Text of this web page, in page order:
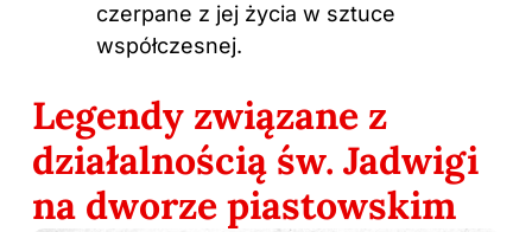
czerpane z jej życia w sztuce
współczesnej.
Legendy związane z
działalnością św. Jadwigi
na dworze piastowskim